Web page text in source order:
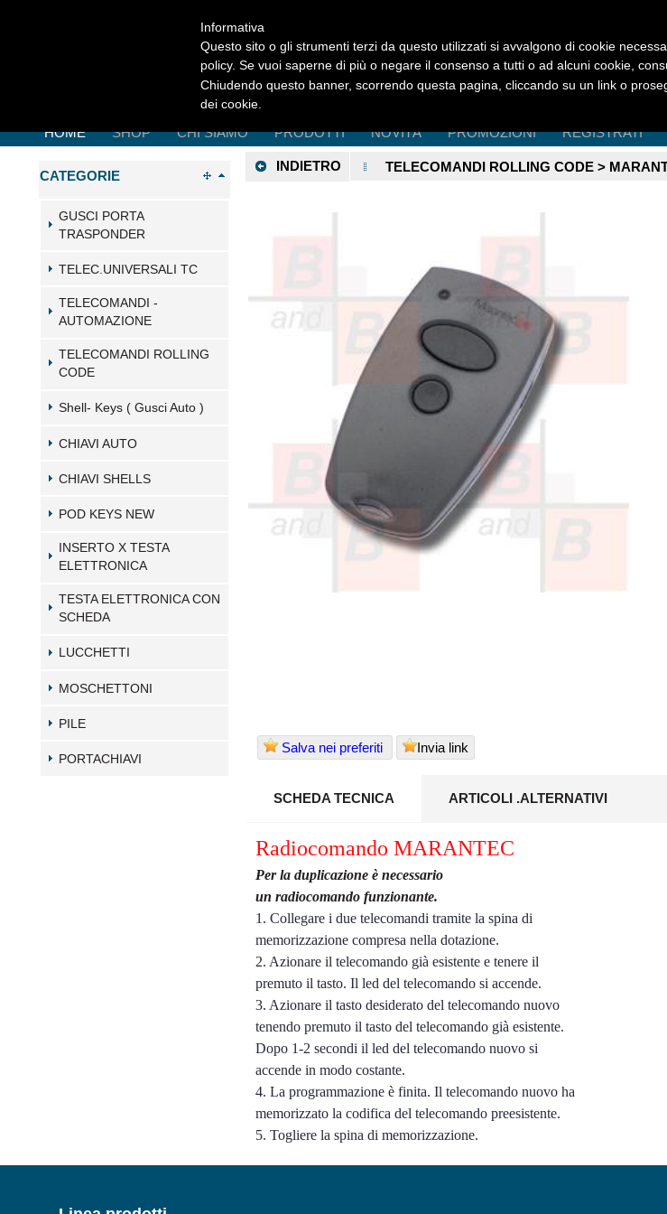
HOME SHOP CHI SIAMO PRODOTTI NOVITÀ PROMOZIONI REGISTRATI
CATEGORIE
GUSCI PORTA
TRASPONDER
TELEC.UNIVERSALI TC
TELECOMANDI -
AUTOMAZIONE
TELECOMANDI ROLLING
CODE
Shell- Keys ( Gusci Auto )
CHIAVI AUTO
CHIAVI SHELLS
POD KEYS NEW
INSERTO X TESTA
ELETTRONICA
TESTA ELETTRONICA CON
SCHEDA
LUCCHETTI
MOSCHETTONI
PILE
PORTACHIAVI
INDIETRO TELECOMANDI ROLLING CODE >
Salva nei preferiti Invia link
SCHEDA TECNICA ARTICOLI .ALTERNATIVI
Radiocomando MARANTEC
Per la duplicazione è necessario
un radiocomando funzionante.
1. Collegare i due telecomandi tramite la spina di
memorizzazione compresa nella dotazione.
2. Azionare il telecomando già esistente e tenere il
premuto il tasto. Il led del telecomando si accende.
3. Azionare il tasto desiderato del telecomando nuovo
tenendo premuto il tasto del telecomando già esistente.
Dopo 1-2 secondi il led del telecomando nuovo si
accende in modo costante.
4. La programmazione è finita. Il telecomando nuovo ha
memorizzato la codifica del telecomando preesistente.
5. Togliere la spina di memorizzazione.
Informativa
Questo sito o gli strumenti terzi da questo utilizzati si avvalgono di cookie
policy. Se vuoi saperne di più o negare il consenso a tutti o ad alcuni cookie,
Chiudendo questo banner, scorrendo questa pagina, cliccando su un link o
dei cookie.